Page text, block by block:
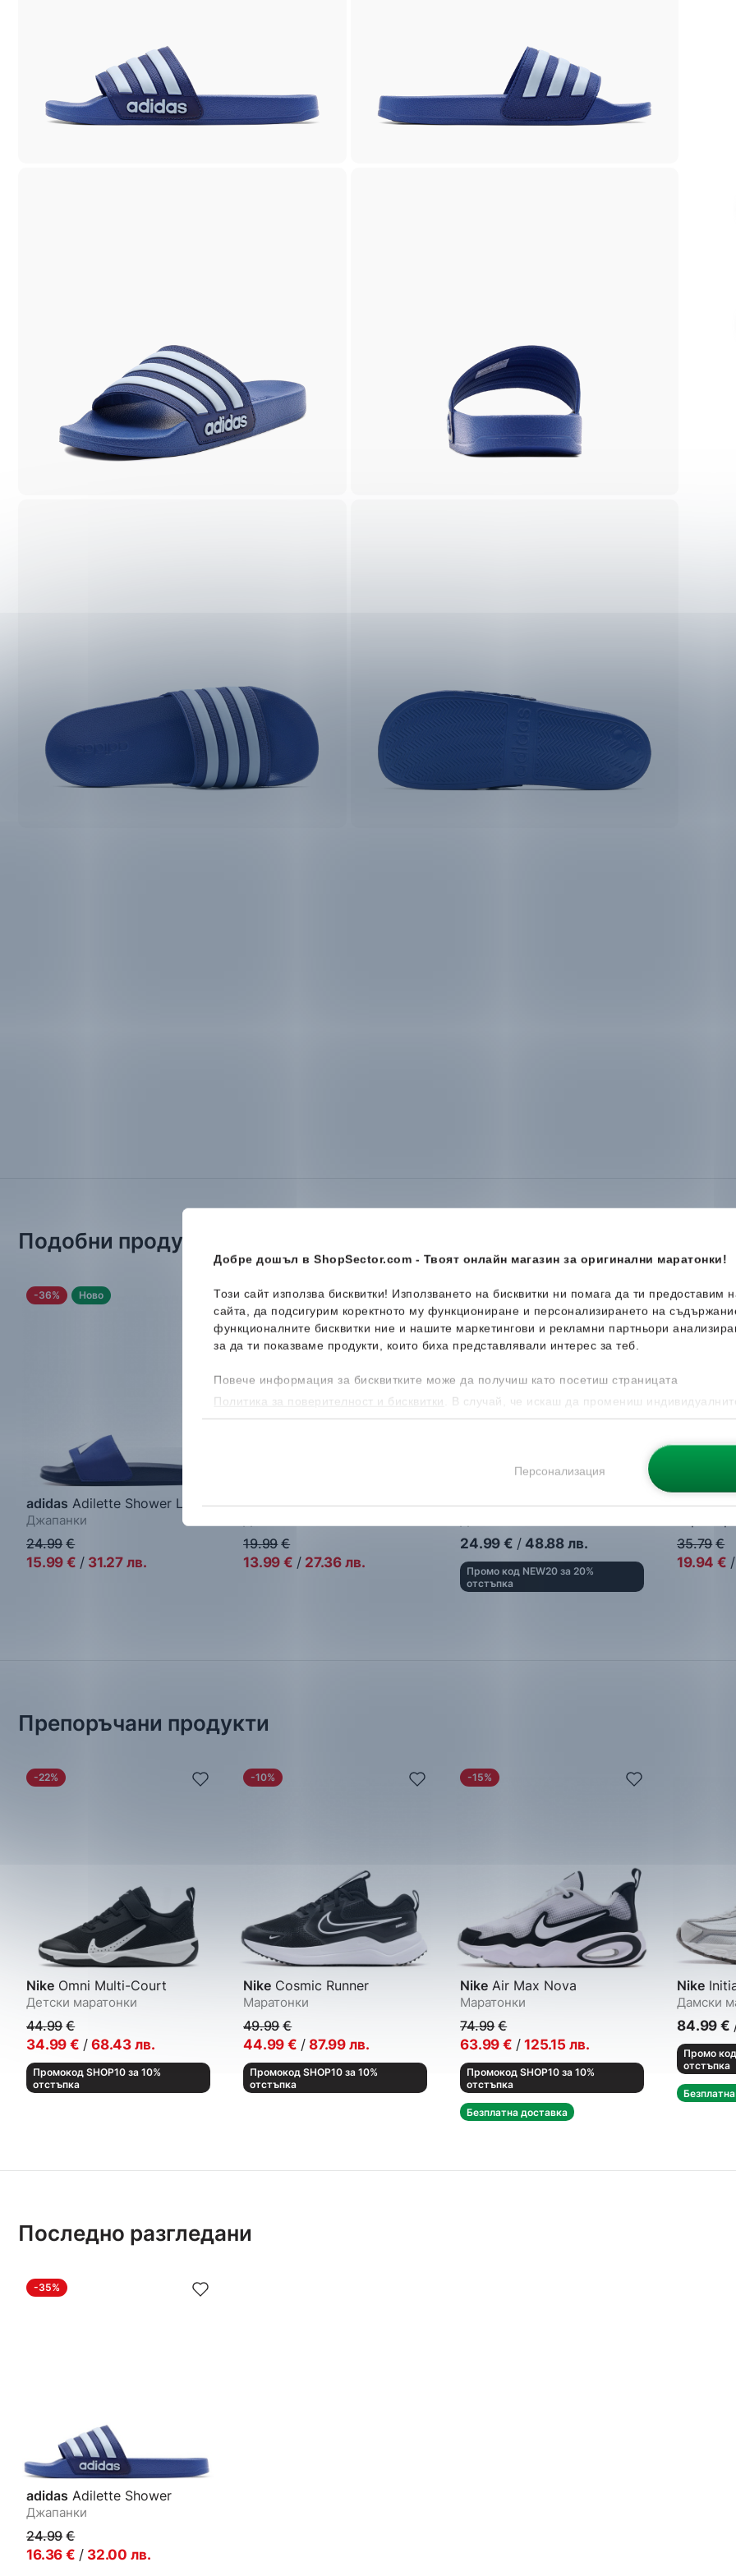
Добре дошъл в ShopSector.com - Твоят онлайн магазин за оригинални маратонки!
Този сайт използва бисквитки! Използването на бисквитки ни помага да ти предоставим
сайта, да подсигурим коректното му функциониране и персонализирането на
функционалните бисквитки ние и нашите маркетингови и рекламни партньори
за да ти показваме продукти, които биха представлявали интерес за теб.
Повече информация за бисквитките може да получиш като посетиш страницата
Политика за поверителност и бисквитки
. В случай, че искаш да промениш
бисквитките, можеш да го направиш от опцията за Персонализация.
Персонализация
Подобни продукти
-36% Ново
adidas Adilette Shower Logo
Джапанки
24.99 €
15.99 € / 31.27 лв.
-30%
adidasAdilette Aqua
19.99 €
13.99 € / 27.36 лв.
Ново
NikeJordan Franchise Slide
24.99 € / 48.88 лв.
Промо код NEW20 за 20%
отстъпка
-44%
The
Джапанки
35.79 €
19.94 € /
Препоръчани продукти
-22%
Nike Omni Multi-Court
Детски маратонки
44.99 €
34.99 € / 68.43 лв.
Промокод SHOP10 за 10%
отстъпка
-10%
Nike Cosmic Runner
Маратонки
49.99 €
44.99 € / 87.99 лв.
Промокод SHOP10 за 10%
отстъпка
-15%
Nike Air Max Nova
Маратонки
74.99 €
63.99 € / 125.15 лв.
Промокод SHOP10 за 10%
отстъпка
Безплатна доставка
Nike
Дамски
84.99 €
Промо
отстъпка
Последно разгледани
-35%
adidas Adilette Shower
Джапанки
24.99 €
16.36 € / 32.00 лв.